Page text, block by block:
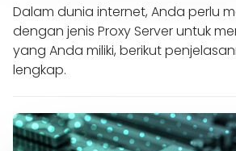
Dalam dunia internet, Anda perlu
dengan jenis Proxy Server untuk
yang Anda miliki, berikut
lengkap.